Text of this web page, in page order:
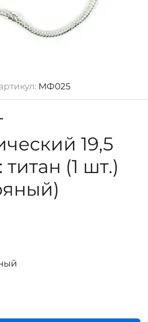
МФ025
19,5
(1 шт.)